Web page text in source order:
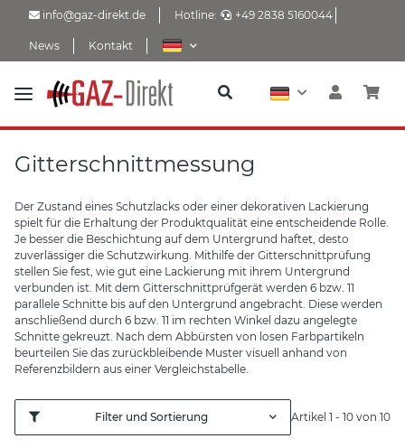
info@gaz-direkt.de Hotline: +49 2838 5160044
News Kontakt
Gitterschnittmessung
Der Zustand eines Schutzlacks oder einer dekorativen Lackierung
spielt für die Erhaltung der Produktqualität eine entscheidende Rolle.
Je besser die Beschichtung auf dem Untergrund haftet, desto
zuverlässiger die Schutzwirkung. Mithilfe der Gitterschnittprüfung
stellen Sie fest, wie gut eine Lackierung mit ihrem Untergrund
verbunden ist. Mit dem Gitterschnittprüfgerät werden 6 bzw. 11
parallele Schnitte bis auf den Untergrund angebracht. Diese werden
anschließend durch 6 bzw. 11 im rechten Winkel dazu angelegte
Schnitte gekreuzt. Nach dem Abbürsten von losen Farbpartikeln
beurteilen Sie das zurückbleibende Muster visuell anhand von
Referenzbildern aus einer Vergleichstabelle.
Filter und Sortierung Artikel 1 - 10 von 10